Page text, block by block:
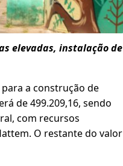
elevadas, instalação de
para a construção de
de 499.209,16, sendo
com recursos
O restante do valor